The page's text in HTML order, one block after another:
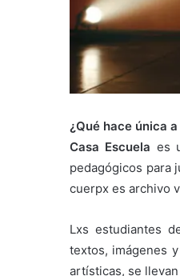
¿Qué hace única
Casa Escuela es
pedagógicos para
cuerpx es archivo
Lxs estudiantes
textos, imágenes
artísticas, se